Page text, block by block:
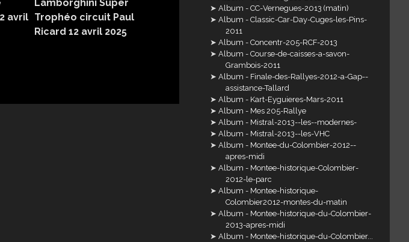
avril
Lamborghini Super
Trophéo circuit Paul
Ricard 12 avril 2025
Album - CC-Vernegues-2013 (matin)
Album - Classic-Car-Day-Cuges-les-Pins-
2011
Album - Concentr-205-RCF-2013
Album - Course-de-caisses-a-savon-
Grambois-2011
Album - Finale-des-Rallyes-2012-a-Gap--
assistance-Tallard
Album - Kart-Eyguieres-Mars-2011
Album - Mes 205-Rallye
Album - Mistral-2013--les--modernes-
Album - Mistral-2013--les-VHC
Album - Montee-du-Colombier-2012--
apres-midi
Album - Montee-historique-Colombier-
2012-le-parc
Album - Montee-historique-
Colombier2012-montes-du-matin
Album - Montee-historique-du-Colombier-
2013-apres-midi
Album - Montee-historique-du-Colombier...